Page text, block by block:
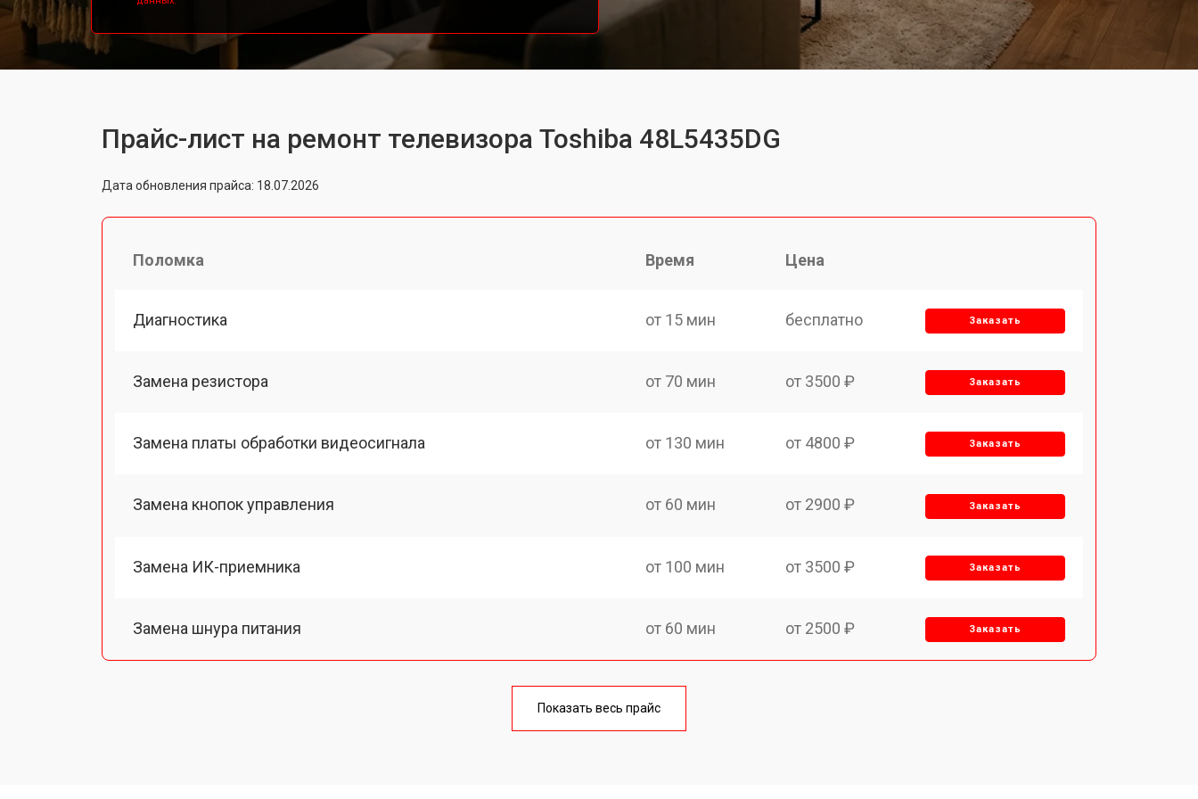
Прайс-лист на ремонт телевизора Toshiba 48L5435DG
Дата обновления прайса: 18.07.2026
Поломка Время Цена
Диагностика от 15 мин бесплатно Заказать
Замена резистора от 70 мин от 3500 ₽ Заказать
Замена платы обработки видеосигнала от 130 мин от 4800 ₽ Заказать
Замена кнопок управления от 60 мин от 2900 ₽ Заказать
Замена ИК-приемника от 100 мин от 3500 ₽ Заказать
Замена шнура питания от 60 мин от 2500 ₽ Заказать
от 90 мин
Показать весь прайс